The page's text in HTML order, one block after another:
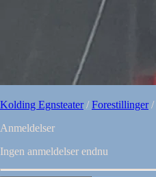
Kolding Egnsteater/Forestillinger/
Anmeldelser
Ingen anmeldelser endnu